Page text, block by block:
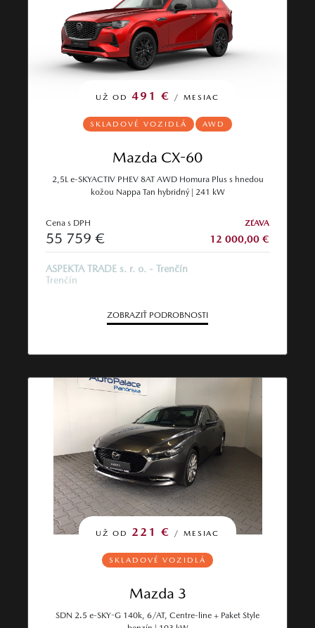
UŽ OD491 € / MESIAC
SKLADOVÉ VOZIDLÁ AWD
Mazda CX-60
2,5L e-SKYACTIV PHEV 8AT AWD Homura Plus s hnedou
kožou Nappa Tan hybridný | 241 kW
Cena s DPH
55 759 €
ZĽAVA
12 000,00 €
ASPEKTA TRADE s. r. o. - Trenčín
Trenčín
ZOBRAZIŤ PODROBNOSTI
UŽ OD 221 € / MESIAC
SKLADOVÉ VOZIDLÁ
Mazda 3
SDN 2.5 e-SKY-G 140k, 6/AT, Centre-line + Paket Style